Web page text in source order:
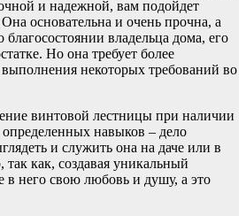
и надежной, вам подойдет
основательна и очень прочна, а
благосостоянии владельца дома, его
Но она требует более
некоторых требований во
винтовой лестницы при наличии
навыков – дело
и служить она на даче или в
так как, создавая уникальный
в него свою любовь и душу, а это